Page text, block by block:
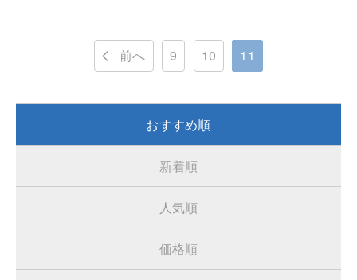
前へ 9 10 11
おすすめ順
新着順
人気順
価格順